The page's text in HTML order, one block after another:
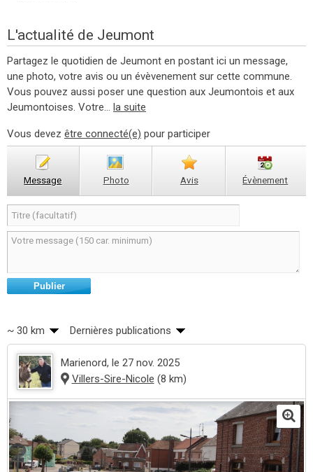
L'actualité de Jeumont
Partagez le quotidien de Jeumont en postant ici un message,
une photo, votre avis ou un évèvenement sur cette commune.
Vous pouvez aussi poser une question aux Jeumontois et aux
Jeumontoises. Votre... la suite
Vous devez être connecté(e) pour participer
Message Photo Avis Évènement
Publier
~ 30 km Dernières publications
Marienord, le 27 nov. 2025
Villers-Sire-Nicole (8 km)